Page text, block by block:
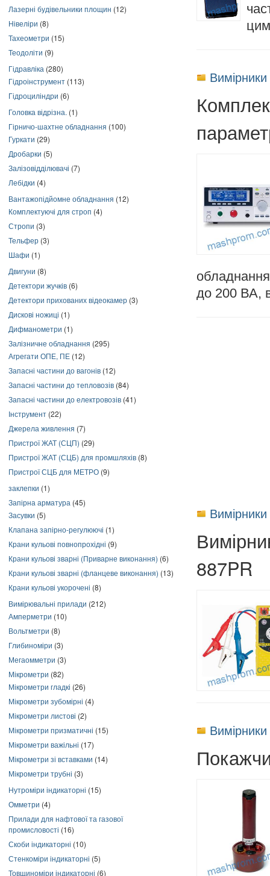
Лазерні будівельники площин (12)
Нівеліри (8)
Тахеометри (15)
Теодоліти (9)
Гідравліка (280)
Гідроінструмент (113)
Гідроциліндри (6)
Головка відрізна. (1)
Гірничо-шахтне обладнання (100)
Гуркати (29)
Дробарки (5)
Залізовідділювачі (7)
Лебідки (4)
Вантажопідйомне обладнання (12)
Комплектуючі для строп (4)
Стропи (3)
Тельфер (3)
Шафи (1)
Двигуни (8)
Детектори жучків (6)
Детектори прихованих відеокамер (3)
Дискові ножиці (1)
Дифманометри (1)
Залізничне обладнання (295)
Агрегати ОПЕ, ПЕ (12)
Запасні частини до вагонів (12)
Запасні частини до тепловозів (84)
Запасні частини до електровозів (41)
Інструмент (22)
Джерела живлення (7)
Пристрої ЖАТ (СЦП) (29)
Пристрої ЖАТ (СЦБ) для промшляхів (8)
Пристрої СЦБ для МЕТРО (9)
заклепки (1)
Запірна арматура (45)
Засувки (5)
Клапана запірно-регулюючі (1)
Крани кульові повнопрохідні (9)
Крани кульові зварні (Приварне виконання) (6)
Крани кульові зварні (фланцеве виконання) (13)
Крани кульові укорочені (8)
Вимірювальні прилади (212)
Амперметри (10)
Вольтметри (8)
Глибиноміри (3)
Мегаомметри (3)
Мікрометри (82)
Мікрометри гладкі (26)
Мікрометри зубомірні (4)
Мікрометри листові (2)
Мікрометри призматичні (15)
Мікрометри важільні (17)
Мікрометри зі вставками (14)
Мікрометри трубні (3)
Нутроміри індикаторні (15)
Омметри (4)
Прилади для нафтової та газової
промисловості (16)
Скоби індикаторні (10)
Стенкоміри індикаторні (5)
Товщиноміри індикаторні (6)
до 200 ВА,
887PR